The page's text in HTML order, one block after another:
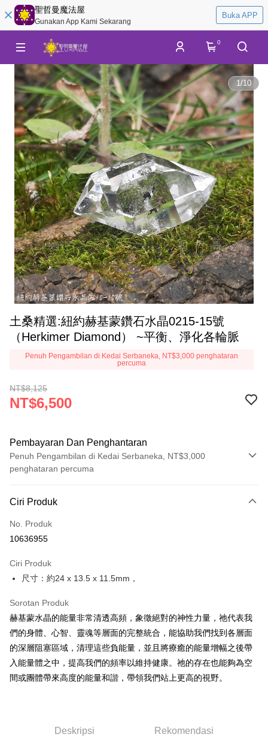
聖哲曼魔法屋
Gunakan App Kami Sekarang
Buka APP
0
1/10
土桑精選:紐約赫基蒙鑽石水晶0215-15號
（Herkimer Diamond） ~平衡、淨化各輪脈
Penuh Pengambilan di Kedai Serbaneka, NT$3,000 penghataran
percuma
NT$8,125
NT$6,500
Pembayaran Dan Penghantaran
Penuh Pengambilan di Kedai Serbaneka, NT$3,000
penghataran percuma
Kad Kredit (Bayaran Penuh)
Pengambilan di Kedai Serbaneka
Apple Pay
Easy Wallet
Pemindahan ATM
Pilihan Penghantaran
Ciri Produk
No. Produk
10636955
Ciri Produk
尺寸：約24 x 13.5 x 11.5mm，
Sorotan Produk
赫基蒙水晶的能量非常清透高頻，象徵絕對的神性力量，祂代表我
們的身體、心智、靈魂等層面的完整統合，能協助我們找到各層面
的深層阻塞區域，清理這些負能量，並且將療癒的能量增幅之後帶
入能量體之中，提高我們的頻率以維持健康。祂的存在也能夠為空
間或團體帶來高度的能量和諧，帶領我們站上更高的視野。
Deskripsi Rekomendasi